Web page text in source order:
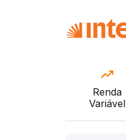
Renda
Variável